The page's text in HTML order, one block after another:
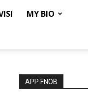
MY BIO
APP FNOB